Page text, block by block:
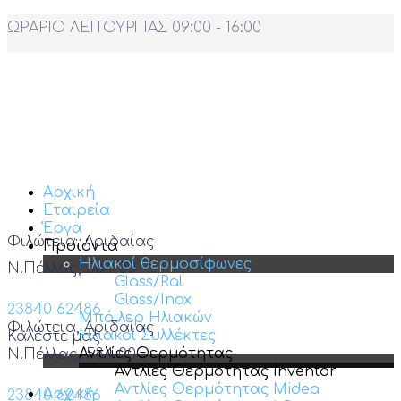
ΩΡΑΡΙΟ ΛΕΙΤΟΥΡΓΙΑΣ 09:00 - 16:00
Φιλώτεια, Αριδαίας
Ν.Πέλλας, 584 00
23840 62486
Καλέστε μας
Αρχική
Εταιρεία
Έργα
Προϊόντα
Ηλιακοί θερμοσίφωνες
Glass/Ral
Glass/Inox
Μπόιλερ Ηλιακών
Ηλιακοί Συλλέκτες
Αντλίες Θερμότητας
Αντλίες Θερμότητας Inventor
Αντλίες Θερμότητας Midea
Φιλώτεια, Αριδαίας
Ν.Πέλλας, 584 00
23840 62486
Αρχική